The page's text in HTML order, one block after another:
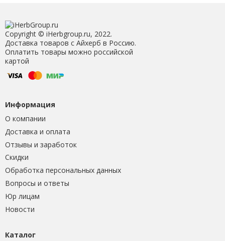
Copyright © iHerbgroup.ru, 2022.
Доставка товаров с Айхерб в Россию.
Оплатить товары можно российской
картой
Информация
О компании
Доставка и оплата
Отзывы и заработок
Скидки
Обработка персональных данных
Вопросы и ответы
Юр лицам
Новости
Каталог